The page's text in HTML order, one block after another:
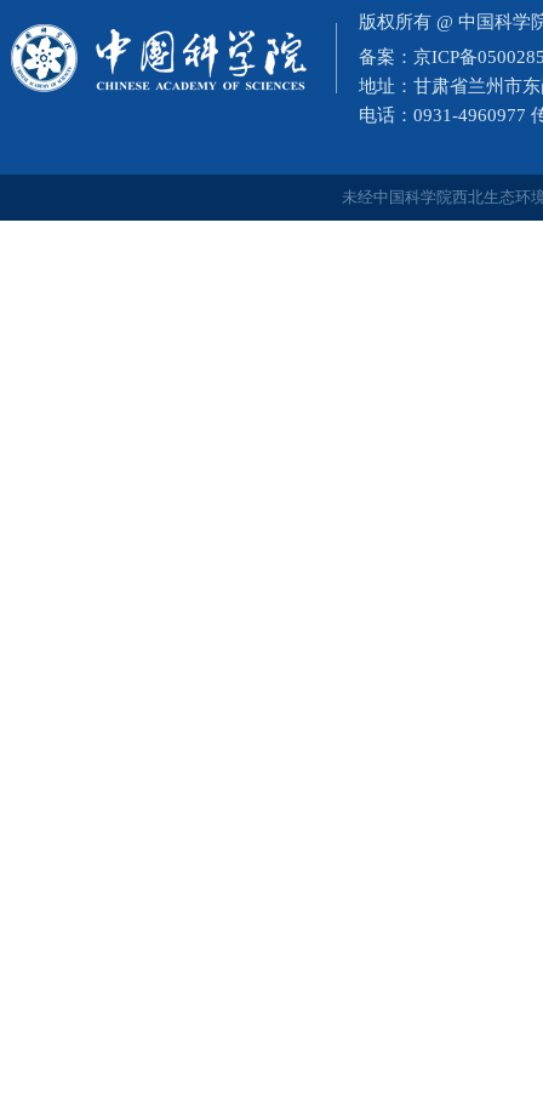
版权所有 @ 中国科学
备案： 京ICP备
地址：甘肃省兰州市
电话：0931-4960977
未经中国科学院西北生态环